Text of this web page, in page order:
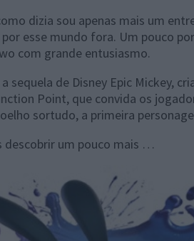
dizia sou apenas mais um
esse mundo fora. Um pouco
com grande entusiasmo.
sequela de Disney Epic Mickey,
Point, que convida os
sortudo, a primeira
descobrir um pouco mais …